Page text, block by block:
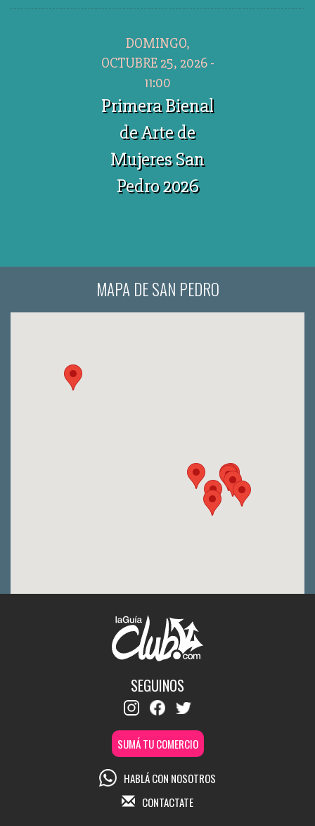
DOMINGO,
OCTUBRE 25, 2026 -
11:00
Primera Bienal
de Arte de
Mujeres San
Pedro 2026
MAPA DE SAN PEDRO
SEGUINOS
SUMÁ TU COMERCIO
HABLÁ CON NOSOTROS
CONTACTATE